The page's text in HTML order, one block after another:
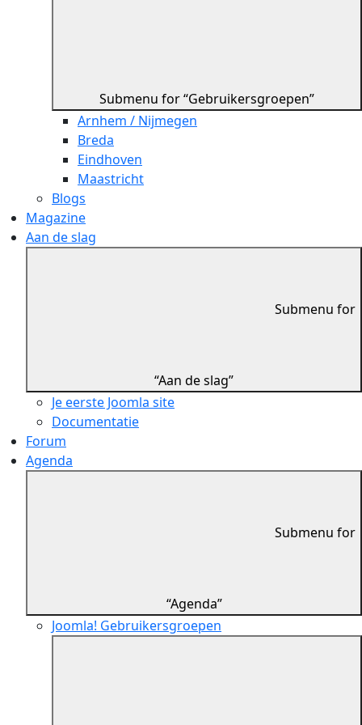
Submenu for “Gebruikersgroepen”
Arnhem / Nijmegen
Breda
Eindhoven
Maastricht
Blogs
Magazine
Aan de slag
Submenu for
“Aan de slag”
Je eerste Joomla site
Documentatie
Forum
Agenda
Submenu for
“Agenda”
Joomla! Gebruikersgroepen